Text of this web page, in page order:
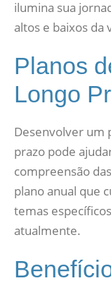
ilumina sua
altos e baixos da
Planos
Longo
Desenvolver um
prazo pode
compreensão
plano anual que
temas
atualmente.